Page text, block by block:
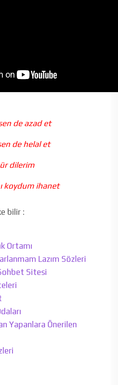
de azad et
de helal et
dilerim
koydum ihanet
bilir :
Ortamı
Lazım Sözleri
Sitesi
Yapanlara Önerilen